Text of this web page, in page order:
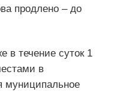
продлено – до
в течение суток 1
в
муниципальное